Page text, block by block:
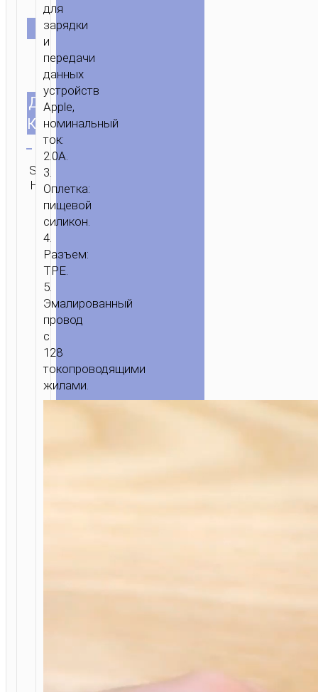
ЦВЕТ
ДЛИНА
КАБЕЛЯ
SKU:
Н/Д Lightning
для
зарядки
и
передачи
данных
устройств
Apple,
номинальный
ток:
2.0A.
3.
Оплетка:
пищевой
силикон.
4.
Разъем:
TPE.
5.
Эмалированный
провод
с
128
токопроводящими
жилами.